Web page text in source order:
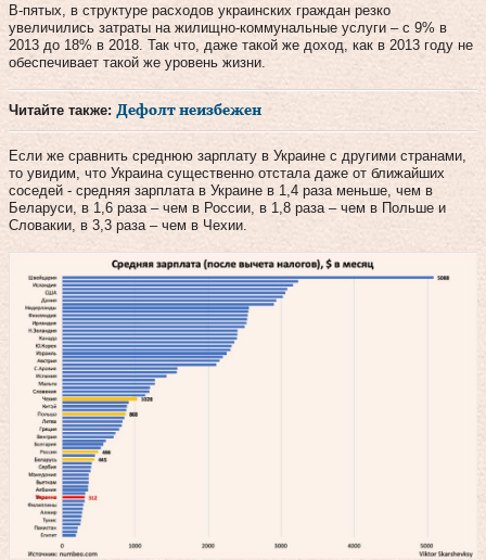
В-пятых, в структуре расходов украинских граждан резко
увеличились затраты на жилищно-коммунальные услуги – с 9% в
2013 до 18% в 2018. Так что, даже такой же доход, как в 2013 году не
обеспечивает такой же уровень жизни.
Читайте также: Дефолт неизбежен
Если же сравнить среднюю зарплату в Украине с другими странами,
то увидим, что Украина существенно отстала даже от ближайших
соседей - средняя зарплата в Украине в 1,4 раза меньше, чем в
Беларуси, в 1,6 раза – чем в России, в 1,8 раза – чем в Польше и
Словакии, в 3,3 раза – чем в Чехии.